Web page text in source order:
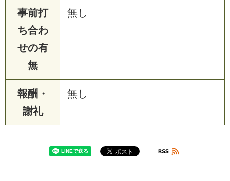
事前打
ち合わ
せの有
無
無し
報酬・
謝礼
無し